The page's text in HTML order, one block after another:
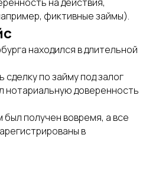
фиктивные займы).
находился в длительной
сделку по займу под залог
нотариальную доверенность
был получен вовремя, а все
в